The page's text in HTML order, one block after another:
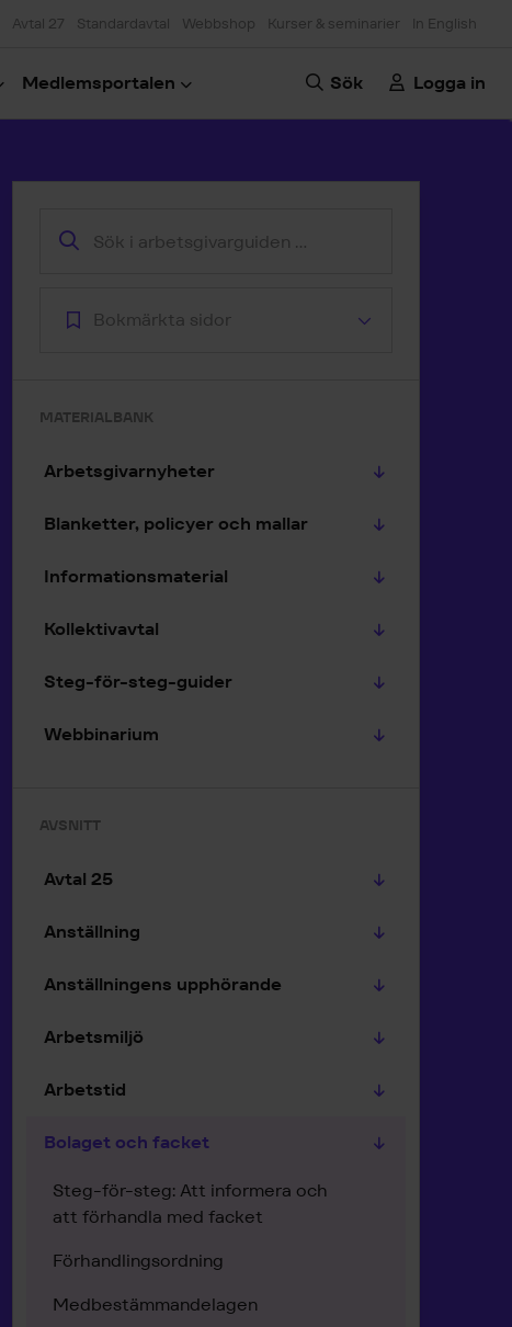
Avtal 27 Standardavtal Webbshop Kurser & seminarier In English
Medlemsportalen Sök Logga in
Bokmärkta sidor
MATERIALBANK
Arbetsgivarnyheter
Blanketter, policyer och mallar
Informationsmaterial
Kollektivavtal
Steg-för-steg-guider
Webbinarium
AVSNITT
Avtal 25
Anställning
Anställningens upphörande
Arbetsmiljö
Arbetstid
Bolaget och facket
Steg-för-steg: Att informera och
att förhandla med facket
Förhandlingsordning
Medbestämmandelagen